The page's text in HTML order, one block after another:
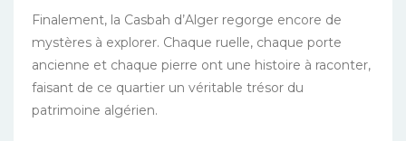
Finalement, la Casbah d’Alger regorge encore de
mystères à explorer. Chaque ruelle, chaque porte
ancienne et chaque pierre ont une histoire à raconter,
faisant de ce quartier un véritable trésor du
patrimoine algérien.